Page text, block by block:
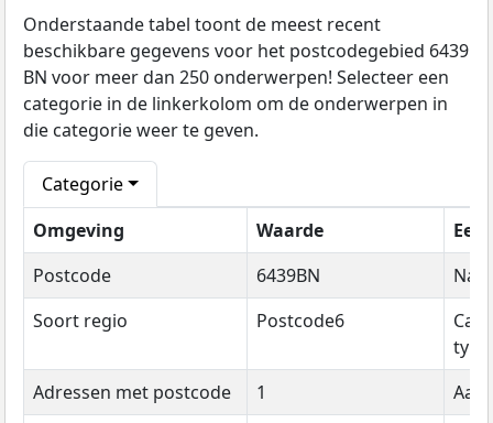
Onderstaande tabel toont de meest recent
beschikbare gegevens voor het postcodegebied 6439
BN voor meer dan 250 onderwerpen! Selecteer een
categorie in de linkerkolom om de onderwerpen in
die categorie weer te geven.
Categorie
Omgeving
Waarde
Postcode
6439BN
Soort regio
Postcode6
type
Adressen met postcode
1